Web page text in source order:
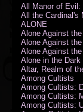
All Manor of Evil:
All the Cardinal's
ALONE
Alone Against the
Alone Against
Alone Against
Alone in the Dark
Altar, Realm of
Among Cultists
Among Cultists:
Among Cultists:
Among Cultists: